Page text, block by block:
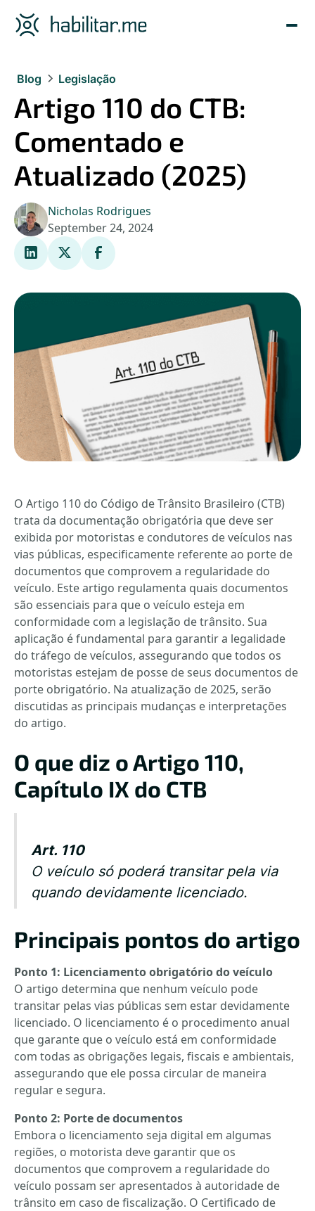
Blog Legislação
Artigo 110 do CTB:
Comentado e
Atualizado (2025)
Nicholas Rodrigues
September 24, 2024
O Artigo 110 do Código de Trânsito Brasileiro (CTB)
trata da documentação obrigatória que deve ser
exibida por motoristas e condutores de veículos nas
vias públicas, especificamente referente ao porte de
documentos que comprovem a regularidade do
veículo. Este artigo regulamenta quais documentos
são essenciais para que o veículo esteja em
conformidade com a legislação de trânsito. Sua
aplicação é fundamental para garantir a legalidade
do tráfego de veículos, assegurando que todos os
motoristas estejam de posse de seus documentos de
porte obrigatório. Na atualização de 2025, serão
discutidas as principais mudanças e interpretações
do artigo.
O que diz o Artigo 110,
Capítulo IX do CTB
Art. 110
O veículo só poderá transitar pela via
quando devidamente licenciado.
Principais pontos do artigo
Ponto 1: Licenciamento obrigatório do veículo
O artigo determina que nenhum veículo pode
transitar pelas vias públicas sem estar devidamente
licenciado. O licenciamento é o procedimento anual
que garante que o veículo está em conformidade
com todas as obrigações legais, fiscais e ambientais,
assegurando que ele possa circular de maneira
regular e segura.
Ponto 2: Porte de documentos
Embora o licenciamento seja digital em algumas
regiões, o motorista deve garantir que os
documentos que comprovem a regularidade do
veículo possam ser apresentados à autoridade de
trânsito em caso de fiscalização. O Certificado de